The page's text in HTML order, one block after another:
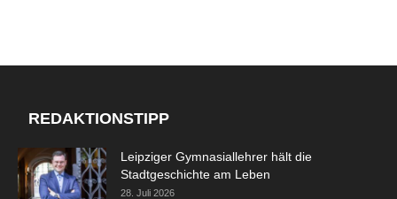
REDAKTIONSTIPP
Leipziger Gymnasiallehrer hält die
Stadtgeschichte am Leben
28. Juli 2026